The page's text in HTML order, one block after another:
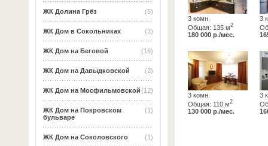
(5)
ЖК Долина Грёз
(3)
ЖК Дом в Сокольниках
(16)
ЖК Дом на Беговой
(2)
ЖК Дом на Давыдковской
(12)
ЖК Дом на Мосфильмовской
(1)
ЖК Дом на Покровском
бульваре
(1)
ЖК Дом на Соколовского
3 комн.
Общая: 135 м2
180 000 р./мес.
3
3 комн.
Общая: 110 м2
130 000 р./мес.
3